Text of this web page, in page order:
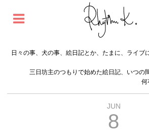
日々の事、犬の事、絵日記とか、たまに、ライブ
三日坊主のつもりで始めた絵日記、いつの
JUN
8